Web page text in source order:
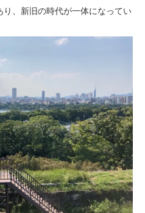
、新旧の時代が一体になってい